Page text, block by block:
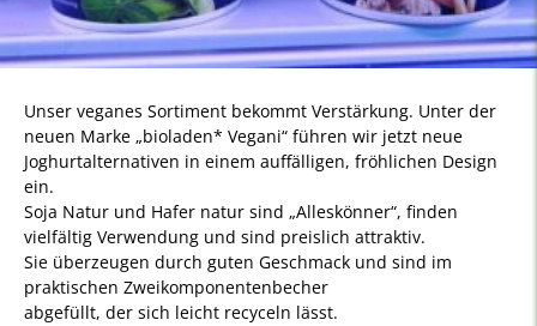
Unser veganes Sortiment bekommt Verstärkung. Unter der
neuen Marke „bioladen* Vegani“ führen wir jetzt neue
Joghurtalternativen in einem auffälligen, fröhlichen Design
ein.
Soja Natur und Hafer natur sind „Alleskönner“, finden
vielfältig Verwendung und sind preislich attraktiv.
Sie überzeugen durch guten Geschmack und sind im
praktischen Zweikomponentenbecher
abgefüllt, der sich leicht recyceln lässt.